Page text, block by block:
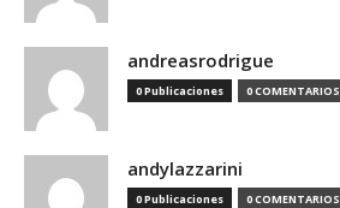
andreasrodrigue
0 Publicaciones 0 COMENTARIOS
andylazzarini
0 Publicaciones 0 COMENTARIOS